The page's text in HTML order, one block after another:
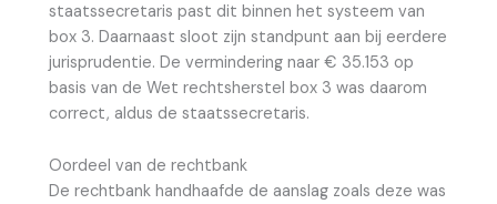
staatssecretaris past dit binnen het systeem van
box 3. Daarnaast sloot zijn standpunt aan bij eerdere
jurisprudentie. De vermindering naar € 35.153 op
basis van de Wet rechtsherstel box 3 was daarom
correct, aldus de staatssecretaris.
Oordeel van de rechtbank
De rechtbank handhaafde de aanslag zoals deze was